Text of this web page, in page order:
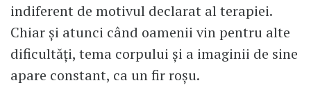
indiferent de motivul declarat al terapiei.
Chiar și atunci când oamenii vin pentru alte
dificultăți, tema corpului și a imaginii de sine
apare constant, ca un fir roșu.